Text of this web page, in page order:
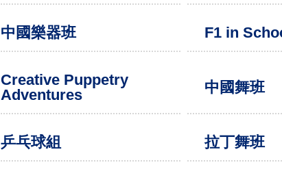
中國樂器班 F1 in
Creative Puppetry
Adventures
中國舞班
乒乓球組 拉丁舞班